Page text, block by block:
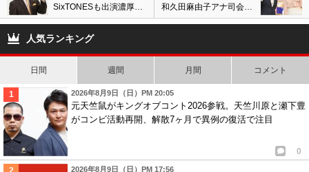
SixTONESも出演濃厚
か。上田晋也はサンデー
Q出演で降板に
和久田麻由子アナ司会の
新番組、TBSのNキャス
人気ランキング
日間 週間 月間 コメント
2026年8月9日（日）PM 20:05
元天竺鼠がキングオブコント2026参戦。天竺川原と瀬下豊
がコンビ活動再開、解散7ヶ月で異例の復活で注目
0
2026年8月9日（日）PM 17:56